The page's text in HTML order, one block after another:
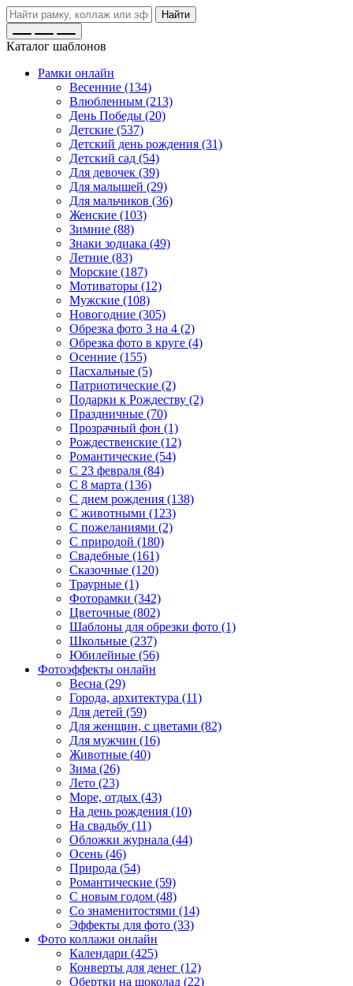
Найти
Каталог шаблонов
Рамки онлайн
Весенние (134)
Влюбленным (213)
День Победы (20)
Детские (537)
Детский день рождения (31)
Детский сад (54)
Для девочек (39)
Для малышей (29)
Для мальчиков (36)
Женские (103)
Зимние (88)
Знаки зодиака (49)
Летние (83)
Морские (187)
Мотиваторы (12)
Мужские (108)
Новогодние (305)
Обрезка фото 3 на 4 (2)
Обрезка фото в круге (4)
Осенние (155)
Пасхальные (5)
Патриотические (2)
Подарки к Рождеству (2)
Праздничные (70)
Прозрачный фон (1)
Рождественские (12)
Романтические (54)
С 23 февраля (84)
С 8 марта (136)
С днем рождения (138)
С животными (123)
С пожеланиями (2)
С природой (180)
Свадебные (161)
Сказочные (120)
Траурные (1)
Фоторамки (342)
Цветочные (802)
Шаблоны для обрезки фото (1)
Школьные (237)
Юбилейные (56)
Фотоэффекты онлайн
Весна (29)
Города, архитектура (11)
Для детей (59)
Для женщин, с цветами (82)
Для мужчин (16)
Животные (40)
Зима (26)
Лето (23)
Море, отдых (43)
На день рождения (10)
На свадьбу (11)
Обложки журнала (44)
Осень (46)
Природа (54)
Романтические (59)
С новым годом (48)
Со знаменитостями (14)
Эффекты для фото (33)
Фото коллажи онлайн
Календари (425)
Конверты для денег (12)
Обертки на шоколад (22)